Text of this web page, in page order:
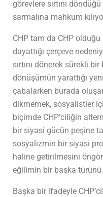
görevlere sırtını
sarmalına mahkum
CHP tam da CHP
dayattığı çerçeve
sırtını dönerek sürekli
dönüşümün yarattığı
çabalarken burada
dikmemek, sosyalistler
biçimde CHP’ciliğin
bir siyasi gücün peşine
sosyalizmin bir siyasi
haline getirilmesini
eğilimin bir başka türünü
Başka bir ifadeyle